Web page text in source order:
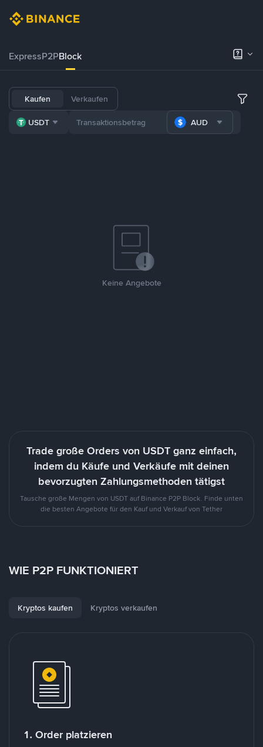
ExpressP2PBlock
Kaufen Verkaufen
USDT AUD
Keine Angebote
Trade große Orders von USDT ganz einfach,
indem du Käufe und Verkäufe mit deinen
bevorzugten Zahlungsmethoden tätigst
Tausche große Mengen von USDT auf Binance P2P Block. Finde unten
die besten Angebote für den Kauf und Verkauf von Tether
WIE P2P FUNKTIONIERT
Kryptos kaufen Kryptos verkaufen
1. Order platzieren